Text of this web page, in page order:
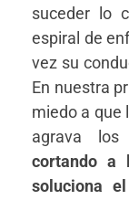
suceder lo
espiral de
vez su
En nuestra
miedo a que
agrava los
cortando a
soluciona